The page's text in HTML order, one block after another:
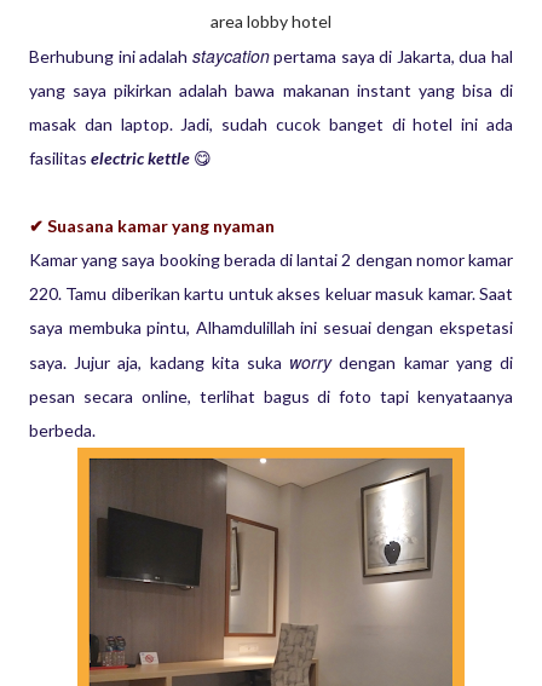
area lobby hotel
Berhubung ini adalah staycationpertama saya di Jakarta, dua hal
yang saya pikirkan adalah bawa makanan instant yang bisa di
masak dan laptop. Jadi, sudah cucok banget di hotel ini ada
fasilitas electric kettle 😋
✔ Suasana kamar yang nyaman
Kamar yang saya booking berada di lantai 2 dengan nomor kamar
220. Tamu diberikan kartu untuk akses keluar masuk kamar. Saat
saya membuka pintu, Alhamdulillah ini sesuai dengan ekspetasi
saya. Jujur aja, kadang kita suka worrydengan kamar yang di
pesan secara online, terlihat bagus di foto tapi kenyataanya
berbeda.